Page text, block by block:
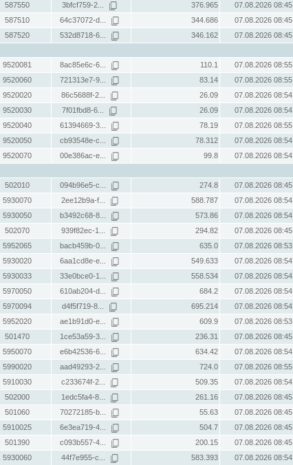
587550 3bfcf759-2... 376.965
07.08.2026 08:45
587510 64c37072-d... 344.686
07.08.2026 08:45
587520 532d8718-6... 346.162
07.08.2026 08:45
9520081 8ac85e6c-6... 110.1
07.08.2026 08:55
9520060 721313e7-9... 83.14
07.08.2026 08:55
9520020 86c5688f-2... 26.09
07.08.2026 08:54
9520030 7f01fbd8-6... 26.09
07.08.2026 08:54
9520040 61394669-3... 78.19
07.08.2026 08:55
9520050 cb93548e-c... 78.312
07.08.2026 08:54
9520070 00e386ac-e... 99.8
07.08.2026 08:54
502010 094b96e5-c... 274.8
07.08.2026 08:45
5930070 2ee12b9a-f... 588.787
07.08.2026 08:54
5930050 b3492c68-8... 573.86
07.08.2026 08:54
502070 939f82ec-1... 294.82
07.08.2026 08:45
5952065 bacb459b-0... 635.0
07.08.2026 08:53
5930020 6aa1cd8e-e... 549.633
07.08.2026 08:54
5930033 33e0bce0-1... 558.534
07.08.2026 08:54
5970050 610ab204-d... 684.2
07.08.2026 08:54
5970094 d4f5f719-8... 695.214
07.08.2026 08:54
5952020 ae1b91d0-e... 609.9
07.08.2026 08:53
501470 1ce53a59-3... 236.31
07.08.2026 08:45
5950070 e6b42536-6... 634.42
07.08.2026 08:54
5990020 aad49293-2... 724.0
07.08.2026 08:55
5910030 c233674f-2... 509.35
07.08.2026 08:54
502000 1edc5fa4-8... 261.16
07.08.2026 08:45
501060 70272185-b... 55.63
07.08.2026 08:45
5910025 6e3ea719-4... 504.7
07.08.2026 08:45
501390 c093b557-4... 200.15
07.08.2026 08:45
5930060 44f7e955-c... 583.393
07.08.2026 08:54